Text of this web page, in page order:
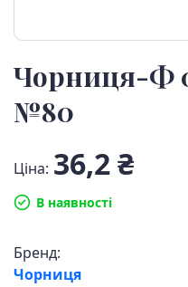
Чорниця-Ф
№80
Ціна: 36,2 ₴
В наявності
Бренд:
Чорниця